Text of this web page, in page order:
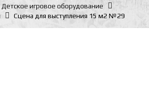
Детское игровое оборудование
Сцена для выступления 15 м2 №29